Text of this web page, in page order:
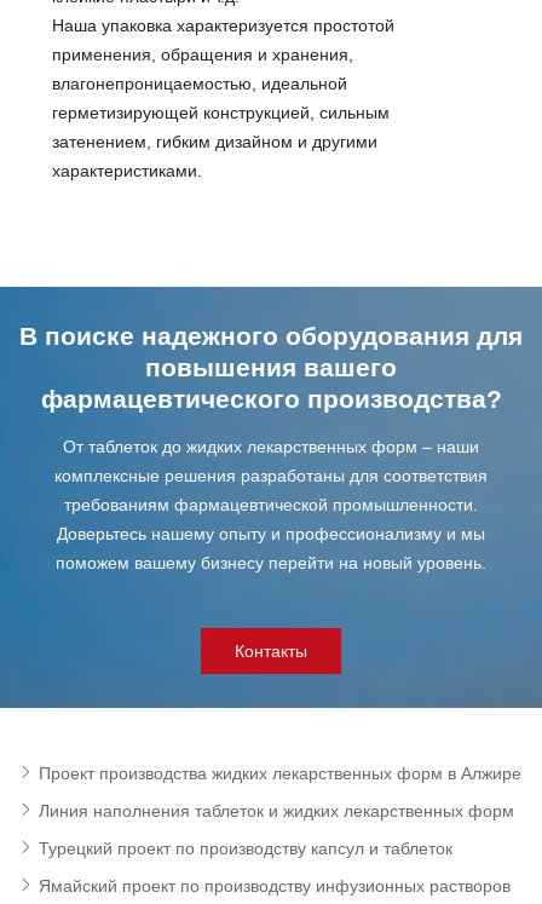
Наша упаковка характеризуется простотой
применения, обращения и хранения,
влагонепроницаемостью, идеальной
герметизирующей конструкцией, сильным
затенением, гибким дизайном и другими
характеристиками.
В поиске надежного оборудования для
повышения вашего
фармацевтического производства?
От таблеток до жидких лекарственных форм – наши
комплексные решения разработаны для соответствия
требованиям фармацевтической промышленности.
Доверьтесь нашему опыту и профессионализму и мы
поможем вашему бизнесу перейти на новый уровень.
Контакты
Проект производства жидких лекарственных форм в Алжире
Линия наполнения таблеток и жидких лекарственных форм
Турецкий проект по производству капсул и таблеток
Ямайский проект по производству инфузионных растворов